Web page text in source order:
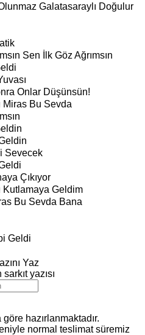
Galatasaraylı Doğulur
Sen İlk Göz Ağrımsın
Onlar Düşünsün!
Miras Bu Sevda
Sevecek
Çıkıyor
Geldim
Bu Sevda Bana
Geldi
Yaz
yazısı
hazırlanmaktadır.
normal teslimat süremiz